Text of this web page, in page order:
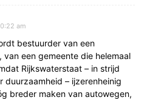
am
bestuurder van een
van een gemeente die helemaal
Rijkswaterstaat – in strijd
duurzaamheid – ijzerenheinig
breder maken van autowegen,